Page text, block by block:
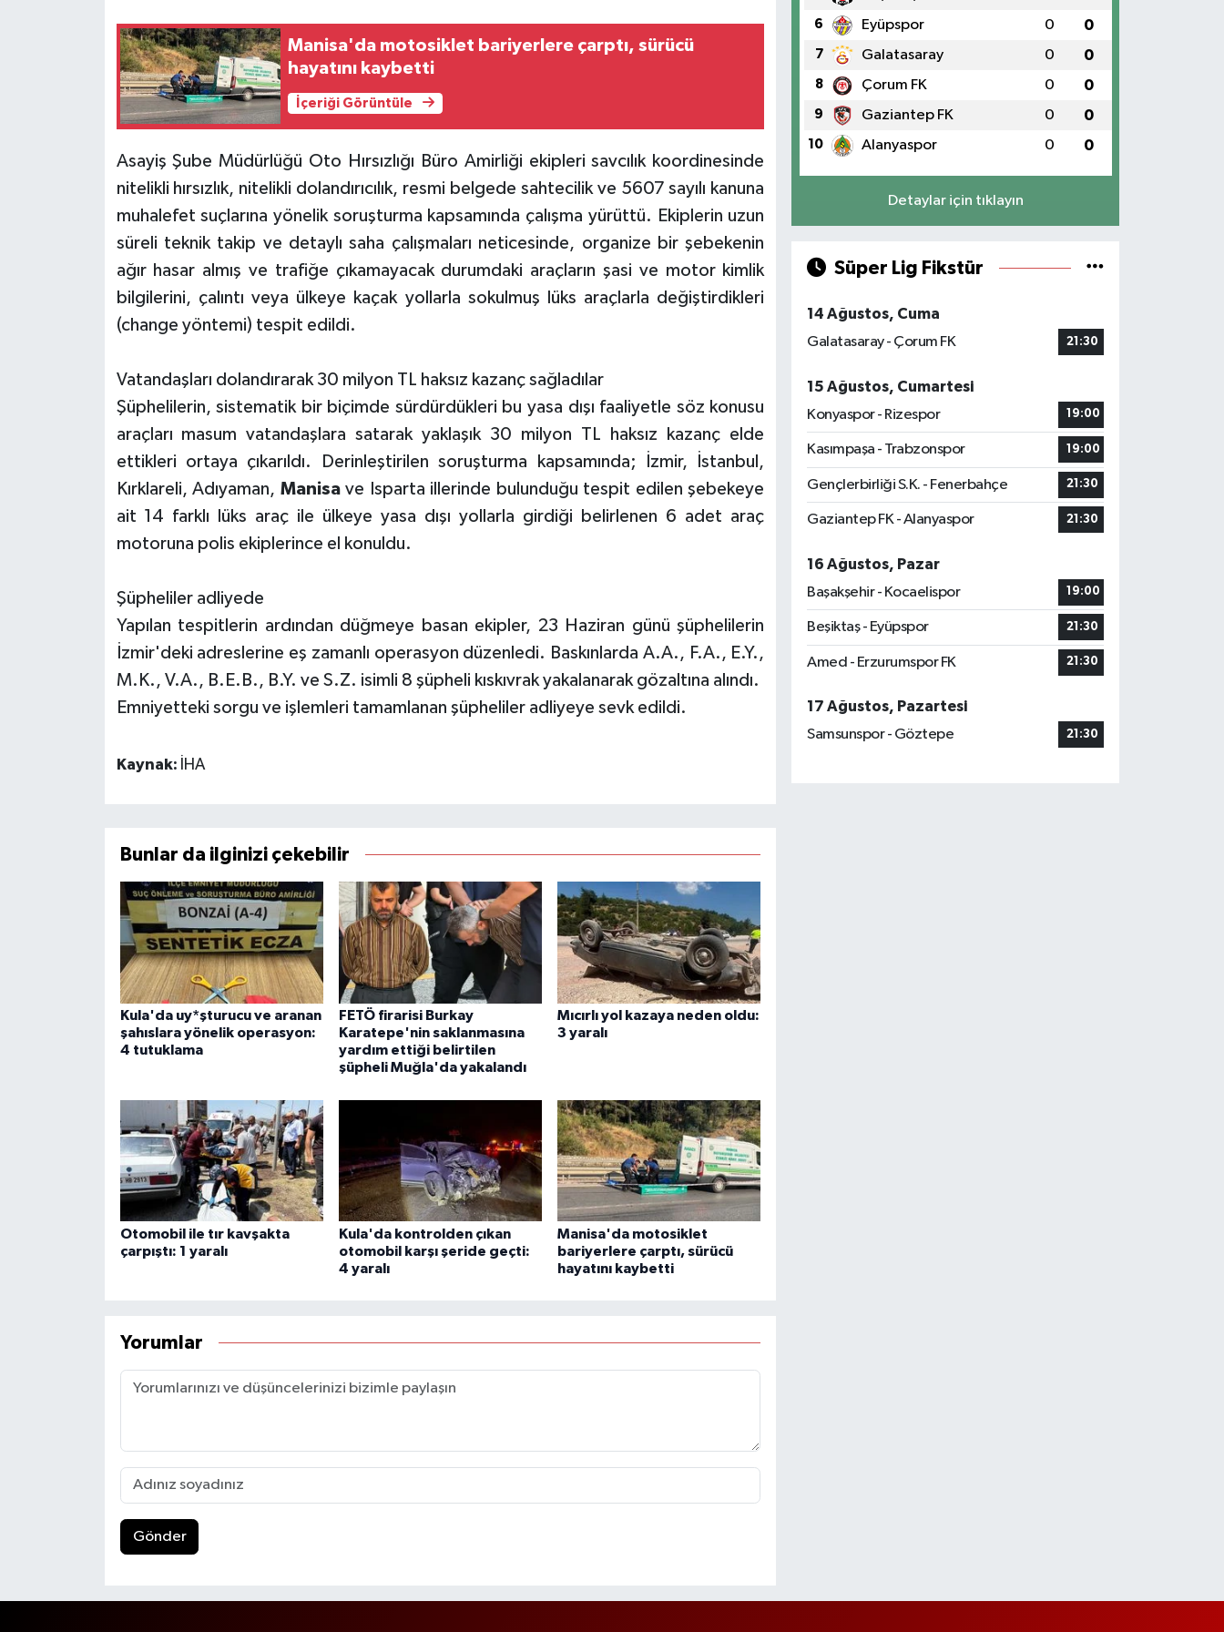
Manisa'da motosiklet bariyerlere çarptı, sürücü
hayatını kaybetti
İçeriği Görüntüle
Asayiş Şube Müdürlüğü Oto Hırsızlığı Büro Amirliği ekipleri savcılık koordinesinde
nitelikli hırsızlık, nitelikli dolandırıcılık, resmi belgede sahtecilik ve 5607 sayılı kanuna
muhalefet suçlarına yönelik soruşturma kapsamında çalışma yürüttü. Ekiplerin uzun
süreli teknik takip ve detaylı saha çalışmaları neticesinde, organize bir şebekenin
ağır hasar almış ve trafiğe çıkamayacak durumdaki araçların şasi ve motor kimlik
bilgilerini, çalıntı veya ülkeye kaçak yollarla sokulmuş lüks araçlarla değiştirdikleri
(change yöntemi) tespit edildi.
Vatandaşları dolandırarak 30 milyon TL haksız kazanç sağladılar
Şüphelilerin, sistematik bir biçimde sürdürdükleri bu yasa dışı faaliyetle söz konusu
araçları masum vatandaşlara satarak yaklaşık 30 milyon TL haksız kazanç elde
ettikleri ortaya çıkarıldı. Derinleştirilen soruşturma kapsamında; İzmir, İstanbul,
Kırklareli, Adıyaman, Manisave Isparta illerinde bulunduğu tespit edilen şebekeye
ait 14 farklı lüks araç ile ülkeye yasa dışı yollarla girdiği belirlenen 6 adet araç
motoruna polis ekiplerince el konuldu.
Şüpheliler adliyede
Yapılan tespitlerin ardından düğmeye basan ekipler, 23 Haziran günü şüphelilerin
İzmir'deki adreslerine eş zamanlı operasyon düzenledi. Baskınlarda A.A., F.A., E.Y.,
M.K., V.A., B.E.B., B.Y. ve S.Z. isimli 8 şüpheli kıskıvrak yakalanarak gözaltına alındı.
Emniyetteki sorgu ve işlemleri tamamlanan şüpheliler adliyeye sevk edildi.
Kaynak: İHA
Bunlar da ilginizi çekebilir
Kula'da uy*şturucu ve aranan
şahıslara yönelik operasyon:
4 tutuklama
FETÖ firarisi Burkay
Karatepe'nin saklanmasına
yardım ettiği belirtilen
şüpheli Muğla'da yakalandı
Mıcırlı yol kazaya neden oldu:
3 yaralı
Otomobil ile tır kavşakta
çarpıştı: 1 yaralı
Kula'da kontrolden çıkan
otomobil karşı şeride geçti:
4 yaralı
Manisa'da motosiklet
bariyerlere çarptı, sürücü
hayatını kaybetti
Yorumlar
Gönder
6 Eyüpspor 0 0
7 Galatasaray 0 0
8 Çorum FK 0 0
9 Gaziantep FK 0 0
10 Alanyaspor 0 0
Detaylar için tıklayın
Süper Lig Fikstür
14 Ağustos, Cuma
Galatasaray - Çorum FK
21:30
15 Ağustos, Cumartesi
Konyaspor - Rizespor
19:00
Kasımpaşa - Trabzonspor 19:00
Gençlerbirliği S.K. - Fenerbahçe 21:30
Gaziantep FK - Alanyaspor 21:30
16 Ağustos, Pazar
Başakşehir - Kocaelispor
19:00
Beşiktaş - Eyüpspor 21:30
Amed - Erzurumspor FK 21:30
17 Ağustos, Pazartesi
Samsunspor - Göztepe
21:30